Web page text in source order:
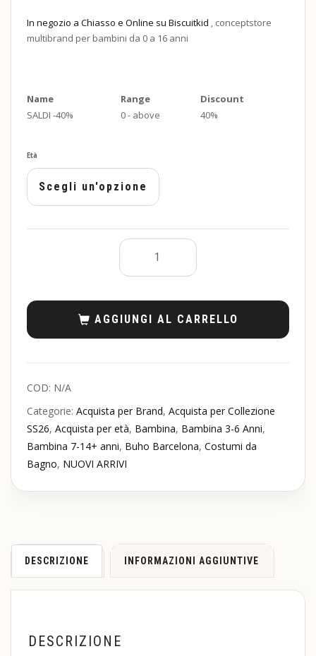
In negozio a Chiasso e Online su Biscuitkid , conceptstore
multibrand per bambini da 0 a 16 anni
Name Range
Discount
SALDI -40%
0 - above 40%
Età
AGGIUNGI AL CARRELLO
COD: N/A
Categorie: Acquista per Brand, Acquista per Collezione
SS26, Acquista per età, Bambina, Bambina 3-6 Anni,
Bambina 7-14+ anni, Buho Barcelona, Costumi da
Bagno, NUOVI ARRIVI
DESCRIZIONE INFORMAZIONI AGGIUNTIVE
DESCRIZIONE